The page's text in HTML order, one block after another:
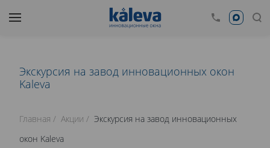
Экскурсия на завод инновационных окон
Kaleva
Главная Акции
Экскурсия на завод инновационных
окон Kaleva